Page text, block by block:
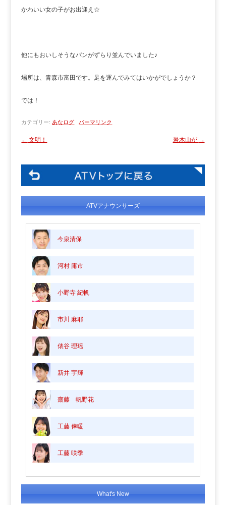
かわいい女の子がお出迎え☆
他にもおいしそうなパンがずらり並んでいました♪
場所は、青森市富田です。足を運んでみてはいかがでしょうか？
では！
カテゴリー: あなログ パーマリンク
← 文明！ 岩木山が →
ATVアナウンサーズ
今泉清保
河村 庸市
小野寺 紀帆
市川 麻耶
俵谷 理瑶
新井 宇輝
齋藤 帆野花
工藤 倖暖
工藤 咲季
What's New